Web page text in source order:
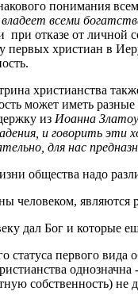
понимания
всеми
отказе от личной
первых христиан в
христианства
может иметь
из Иоанна
и говорить эти
для нас
общества надо
человеком,
дал Бог и которые
статуса первого
однозначна
собственность) не